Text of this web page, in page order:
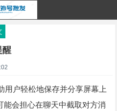
醒
用户轻松地保存并分享屏幕上
能会担心在聊天中截取对方消